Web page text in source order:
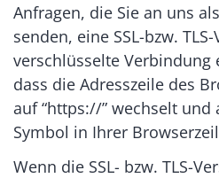
Anfragen, die Sie an uns
senden, eine SSL-bzw.
verschlüsselte Verbindung
dass die Adresszeile des
auf “https://” wechselt und
Symbol in Ihrer
Wenn die SSL- bzw. TLS-